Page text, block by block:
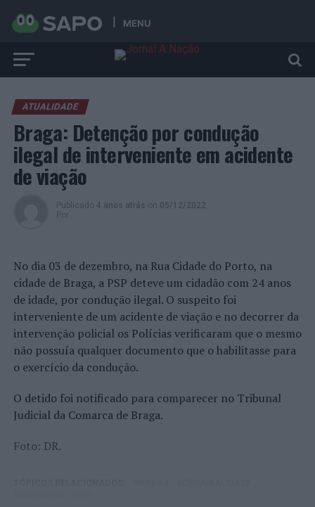
MENU
ATUALIDADE
Braga: Detenção por condução
ilegal de interveniente em acidente
de viação
Publicado 4 anos atrás on 05/12/2022
Por
No dia 03 de dezembro, na Rua Cidade do Porto, na
cidade de Braga, a PSP deteve um cidadão com 24 anos
de idade, por condução ilegal. O suspeito foi
interveniente de um acidente de viação e no decorrer da
intervenção policial os Polícias verificaram que o mesmo
não possuía qualquer documento que o habilitasse para
o exercício da condução.
O detido foi notificado para comparecer no Tribunal
Judicial da Comarca de Braga.
Foto: DR.